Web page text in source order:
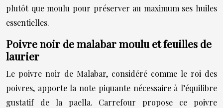
plutôt que moulu pour préserver au maximum ses huiles
essentielles.
Poivre noir de malabar moulu et feuilles de
laurier
Le poivre noir de Malabar, considéré comme le roi des
poivres, apporte la note piquante nécessaire à l’équilibre
gustatif de la paella. Carrefour propose ce poivre